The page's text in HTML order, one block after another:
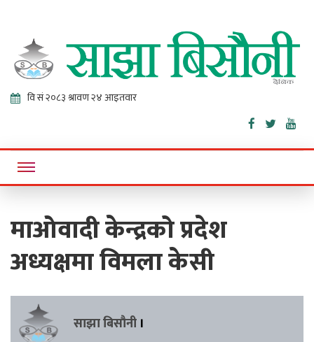
Sajha
Bisaunee
Online News Portal
माओवादी केन्द्रको प्रदेश
अध्यक्षमा विमला केसी
साझा बिसौनी ।